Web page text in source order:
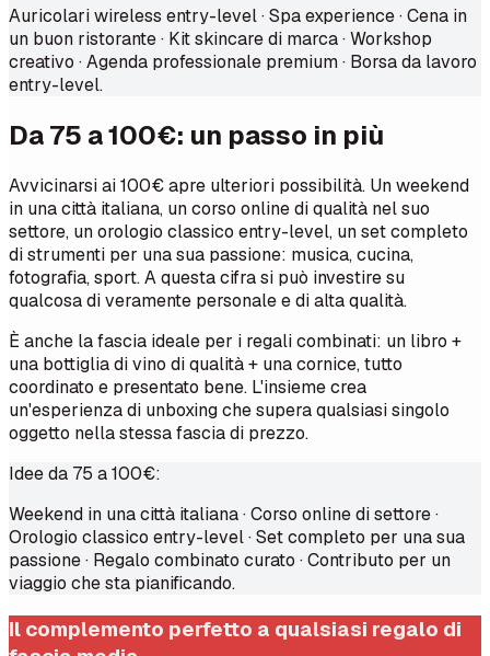
Auricolari wireless entry-level · Spa experience · Cena in
un buon ristorante · Kit skincare di marca · Workshop
creativo · Agenda professionale premium · Borsa da lavoro
entry-level.
Da 75 a 100€: un passo in più
Avvicinarsi ai 100€ apre ulteriori possibilità. Un weekend
in una città italiana, un corso online di qualità nel suo
settore, un orologio classico entry-level, un set completo
di strumenti per una sua passione: musica, cucina,
fotografia, sport. A questa cifra si può investire su
qualcosa di veramente personale e di alta qualità.
È anche la fascia ideale per i regali combinati: un libro +
una bottiglia di vino di qualità + una cornice, tutto
coordinato e presentato bene. L'insieme crea
un'esperienza di unboxing che supera qualsiasi singolo
oggetto nella stessa fascia di prezzo.
Idee da 75 a 100€:
Weekend in una città italiana · Corso online di settore ·
Orologio classico entry-level · Set completo per una sua
passione · Regalo combinato curato · Contributo per un
viaggio che sta pianificando.
Il complemento perfetto a qualsiasi regalo di